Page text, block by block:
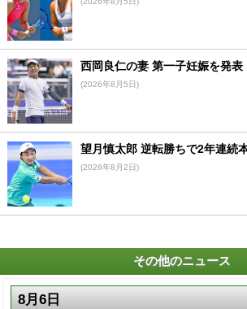
西岡良仁の妻 第一子妊娠を発表
(2026年8月5日)
望月慎太郎 逆転勝ちで2年連続
(2026年8月2日)
その他のニュース
8月6日